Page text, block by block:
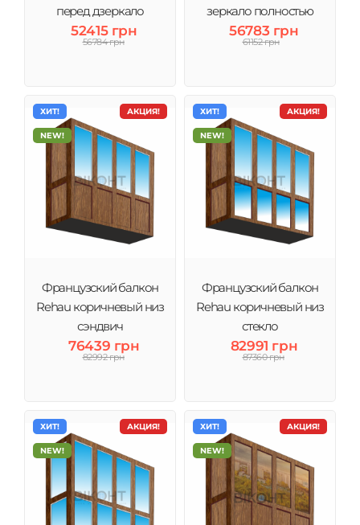
перед дзеркало
52415 грн
56784 грн
зеркало полностью
56783 грн
61152 грн
АКЦИЯ!
ХИТ!
NEW!
Французский балкон
Rehau коричневый низ
сэндвич
76439 грн
82992 грн
АКЦИЯ!
ХИТ!
NEW!
Французский балкон
Rehau коричневый низ
стекло
82991 грн
87360 грн
АКЦИЯ!
ХИТ!
NEW!
АКЦИЯ!
ХИТ!
NEW!